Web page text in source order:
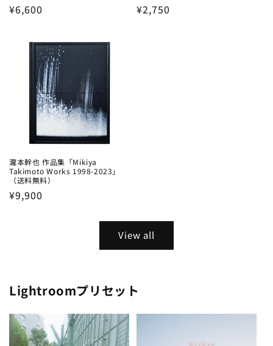
Regular
¥6,600
Regular
¥2,750
瀧本幹也 作品集「Mikiya
Takimoto Works 1998-2023」
（送料無料）
Regular
¥9,900
View all
Lightroomプリセット